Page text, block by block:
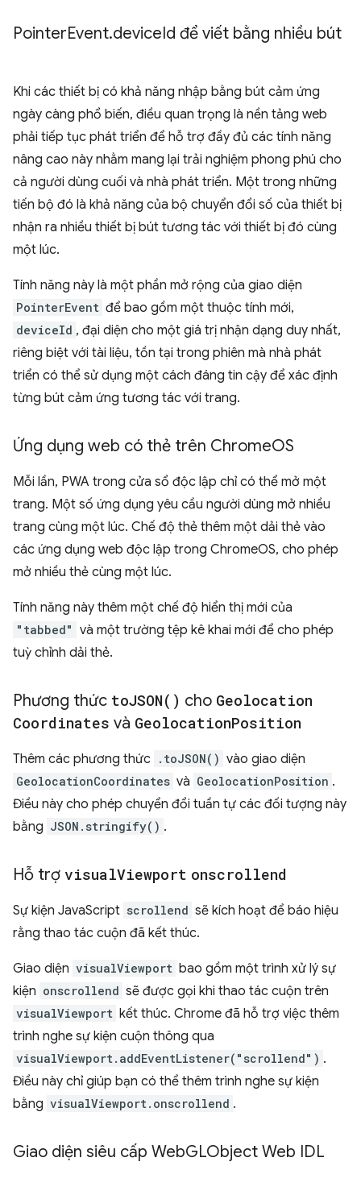
PointerEvent.deviceId để viết bằng nhiều bút
Khi các thiết bị có khả năng nhập bằng bút cảm ứng
ngày càng phổ biến, điều quan trọng là nền tảng web
phải tiếp tục phát triển để hỗ trợ đầy đủ các tính năng
nâng cao này nhằm mang lại trải nghiệm phong phú cho
cả người dùng cuối và nhà phát triển. Một trong những
tiến bộ đó là khả năng của bộ chuyển đổi số của thiết bị
nhận ra nhiều thiết bị bút tương tác với thiết bị đó cùng
một lúc.
Tính năng này là một phần mở rộng của giao diện
PointerEvent để bao gồm một thuộc tính mới,
deviceId , đại diện cho một giá trị nhận dạng duy nhất,
riêng biệt với tài liệu, tồn tại trong phiên mà nhà phát
triển có thể sử dụng một cách đáng tin cậy để xác định
từng bút cảm ứng tương tác với trang.
Ứng dụng web có thẻ trên ChromeOS
Mỗi lần, PWA trong cửa sổ độc lập chỉ có thể mở một
trang. Một số ứng dụng yêu cầu người dùng mở nhiều
trang cùng một lúc. Chế độ thẻ thêm một dải thẻ vào
các ứng dụng web độc lập trong ChromeOS, cho phép
mở nhiều thẻ cùng một lúc.
Tính năng này thêm một chế độ hiển thị mới của
"tabbed" và một trường tệp kê khai mới để cho phép
tuỳ chỉnh dải thẻ.
Phương thức toJSON( ) cho Geolocation
Coordinates và GeolocationPosition
Thêm các phương thức .toJSON() vào giao diện
GeolocationCoordinates và GeolocationPosition .
Điều này cho phép chuyển đổi tuần tự các đối tượng này
bằng JSON.stringify() .
Hỗ trợ visualViewport onscrollend
Sự kiện JavaScript scrollend sẽ kích hoạt để báo hiệu
rằng thao tác cuộn đã kết thúc.
Giao diện visualViewport bao gồm một trình xử lý sự
kiện onscrollend sẽ được gọi khi thao tác cuộn trên
visualViewport kết thúc. Chrome đã hỗ trợ việc thêm
trình nghe sự kiện cuộn thông qua
visualViewport.addEventListener("scrollend") .
Điều này chỉ giúp bạn có thể thêm trình nghe sự kiện
bằng visualViewport.onscrollend .
Giao diện siêu cấp WebGLObject Web IDL